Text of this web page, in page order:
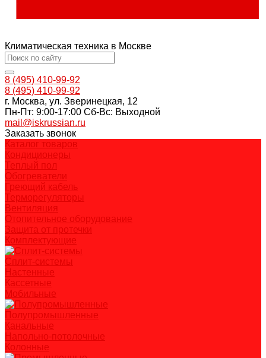
Климатическая техника в Москве
8 (495) 410-99-92
8 (495) 410-99-92
г. Москва, ул. Зверинецкая, 12
Пн-Пт: 9:00-17:00 Cб-Вс: Выходной
mail@iskrussian.ru
Заказать звонок
Каталог товаров
Кондиционеры
Теплый пол
Обогреватели
Греющий кабель
Терморегуляторы
Вентиляция
Отопительное оборудование
Защита от протечки
Комплектующие
Сплит-системы
Настенные
Кассетные
Мобильные
Полупромышленные
Канальные
Напольно-потолочные
Колонные